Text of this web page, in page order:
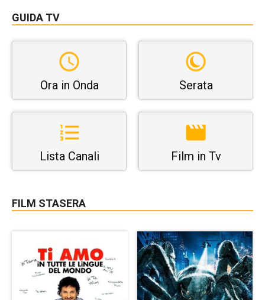
GUIDA TV
Ora in Onda Serata
Lista Canali Film in Tv
FILM STASERA